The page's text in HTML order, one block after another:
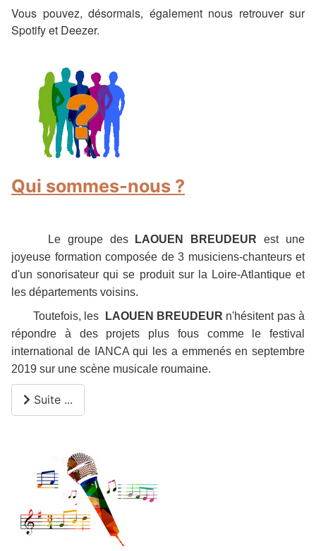
Vous pouvez, désormais, également nous retrouver sur
Spotify et Deezer.
Qui sommes-nous ?
Le groupe des LAOUEN BREUDEUR
est une
joyeuse formation composée de 3 musiciens-chanteurs et
d'un sonorisateur qui se produit sur la Loire-Atlantique et
les départements voisins.
Toutefois, les LAOUEN BREUDEUR n'hésitent pas à
répondre à des projets plus fous comme le festival
international de IANCA qui les a emmenés en septembre
2019 sur une scène musicale roumaine.
Suite ...